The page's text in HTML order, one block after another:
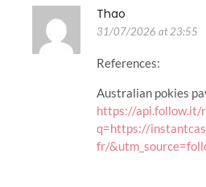
Thao
31/07/2026 at 23:55
References:
Australian pokies
https://api.follow.it/
q=https://
fr/